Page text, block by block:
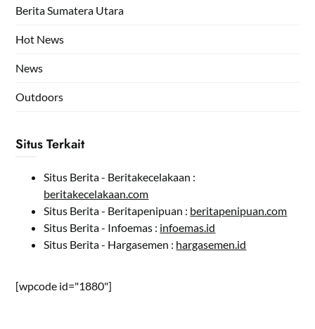
Berita Sumatera Utara
Hot News
News
Outdoors
Situs Terkait
Situs Berita - Beritakecelakaan :
beritakecelakaan.com
Situs Berita - Beritapenipuan : beritapenipuan.com
Situs Berita - Infoemas : infoemas.id
Situs Berita - Hargasemen : hargasemen.id
[wpcode id="1880"]